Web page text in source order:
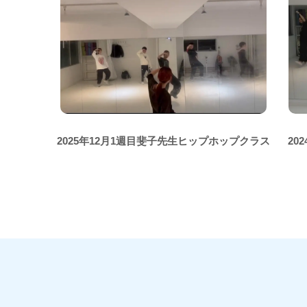
2025年12月1週目斐子先生ヒップホップクラス